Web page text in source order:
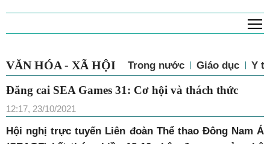
VĂN HÓA - XÃ HỘI Trong nước Giáo dục Y tế
Đăng cai SEA Games 31: Cơ hội và thách thức
12:17, 23/10/2021
Hội nghị trực tuyến Liên đoàn Thể thao Đông Nam Á